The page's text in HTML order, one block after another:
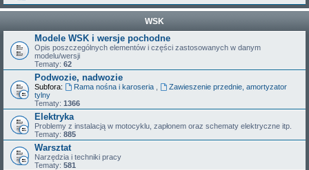
WSK
Modele WSK i wersje pochodne
Opis poszczególnych elementów i części zastosowanych w danym
modelu/wersji
Tematy: 62
Podwozie, nadwozie
Subfora: Rama nośna i karoseria
Zawieszenie przednie, amortyzator
tylny
Tematy: 1366
Elektryka
Problemy z instalacją w motocyklu, zapłonem oraz schematy elektryczne itp.
Tematy: 885
Warsztat
Narzędzia i techniki pracy
Tematy: 581